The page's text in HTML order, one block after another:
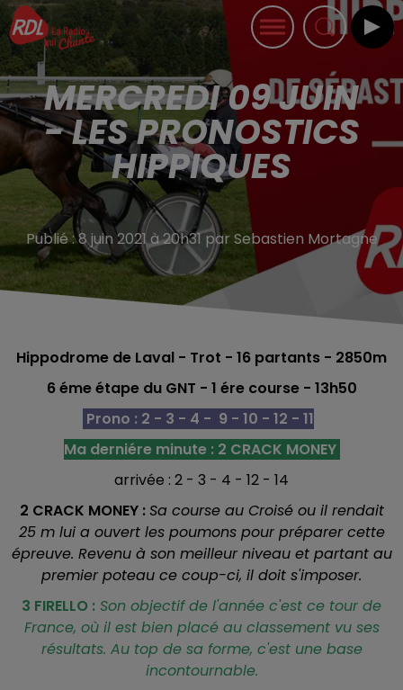
MERCREDI 09 JUIN
- LES PRONOSTICS
HIPPIQUES
Publié : 8 juin 2021 à 20h31 par Sebastien Mortagne
Hippodrome de Laval - Trot - 16 partants - 2850m
6 éme étape du GNT - 1 ére course - 13h50
Prono : 2 - 3 - 4 - 9 - 10 - 12 - 11
Ma derniére minute : 2 CRACK MONEY
arrivée : 2 - 3 - 4 - 12 - 14
2 CRACK MONEY :Sa course au Croisé ou il rendait
25 m lui a ouvert les poumons pour préparer cette
épreuve. Revenu à son meilleur niveau et partant au
premier poteau ce coup-ci, il doit s'imposer.
3 FIRELLO : Son objectif de l'année c'est ce tour de
France, où il est bien placé au classement vu ses
résultats. Au top de sa forme, c'est une base
incontournable.